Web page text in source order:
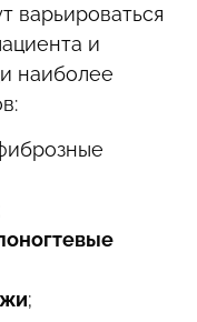
варьироваться
и
наиболее
;